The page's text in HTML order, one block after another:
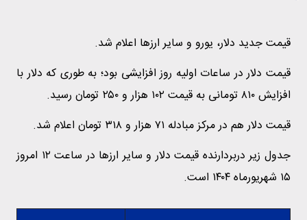
قیمت جدید دلار، یورو و سایر ارزها اعلام شد.
قیمت‌ دلار در ساعات اولیه روز افزایشی بود؛ به طوری که دلار با
افزایش ۸۱۰ تومانی به قیمت ۱۰۲ هزار و ۲۵۰ تومان رسید.
قیمت دلار هم در مرکز مبادله ۷۱ هزار و ۳۱۸ تومان اعلام شد.
جدول زیر دربردارنده قیمت دلار و سایر ارزها در ساعت ۱۲ امروز
۱۵ شهریورماه ۱۴۰۴ است.